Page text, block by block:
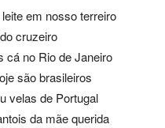
em nosso terreiro
cruzeiro
cá no Rio de Janeiro
são brasileiros
velas de Portugal
da mãe querida